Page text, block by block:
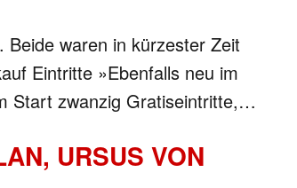
waren in kürzester Zeit
Eintritte »Ebenfalls neu im
Start zwanzig Gratiseintritte,…
URSUS VON